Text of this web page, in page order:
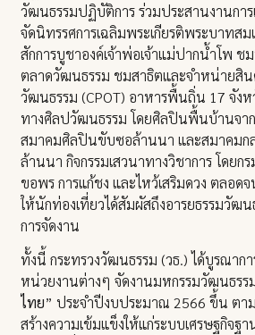
วัฒนธรรมปฏิบัติการ ร่วมประสานงานกา
จัดนิทรรศการเฉลิมพระเกียรติพระบาทสม
สักการบูชาองค์เจ้าพ่อเจ้าแม่ปากน้ำโพ ช
ตลาดวัฒนธรรม ชมสาธิตและจำหน่ายสิ
วัฒนธรรม (CPOT) อาหารพื้นถิ่น 17 จังห
ทางศิลปวัฒนธรรม โดยศิลปินพื้นบ้านจา
สมาคมศิลปินขับซอล้านนา และสมาคมก
ล้านนา กิจกรรมเสวนาทางวิชาการ โดยกร
ขอพร การแก้ชง และไหว้เสริมดวง ตลอด
ให้นักท่องเที่ยวได้สัมผัสถึงอารยธรรมวัฒ
การจัดงาน
ทั้งนี้ กระทรวงวัฒนธรรม (วธ.) ได้บูรณาก
หน่วยงานต่างๆ จัดงานมหกรรมวัฒนธร
ไทย” ประจำปีงบประมาณ 2566 ขึ้น ตาม
สร้างความเข้มแข็งให้แก่ระบบเศรษฐกิจฐ